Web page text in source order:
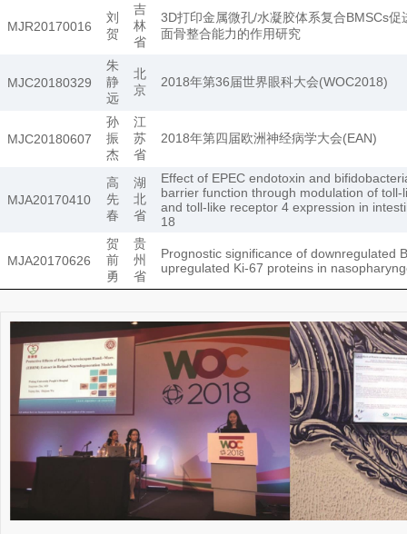
MJR20170016
刘
贺
吉
林
省
3D打印金属微孔/水凝胶体系复合BMSCs促
面骨整合能力的作用研究
MJC20180329
朱
静
远
北
京
2018年第36届世界眼科大会(WOC2018)
MJC20180607
孙
振
杰
江
苏
省
2018年第四届欧洲神经病学大会(EAN)
MJA20170410
高
先
春
湖
北
省
Effect of EPEC endotoxin and
barrier function through modulation of toll-
and toll-like receptor 4 expression in
18
MJA20170626
贺
前
勇
贵
州
省
Prognostic significance of downregulated
upregulated Ki-67 proteins in